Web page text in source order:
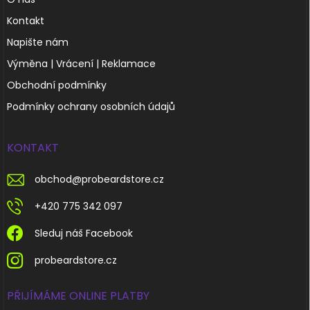
Kontakt
Napište nám
Výměna | Vrácení | Reklamace
Obchodní podmínky
Podmínky ochrany osobních údajů
KONTAKT
obchod@probeardstore.cz
+420 775 342 097
Sleduj náš Facebook
probeardstore.cz
PŘIJÍMÁME ONLINE PLATBY